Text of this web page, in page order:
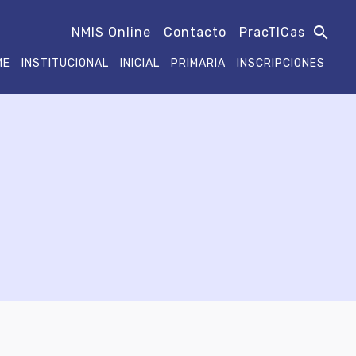
INSTITUCIONAL INICIAL PRIMARIA INSCRIPCIONES
NMIS Online Contacto PracTICas search